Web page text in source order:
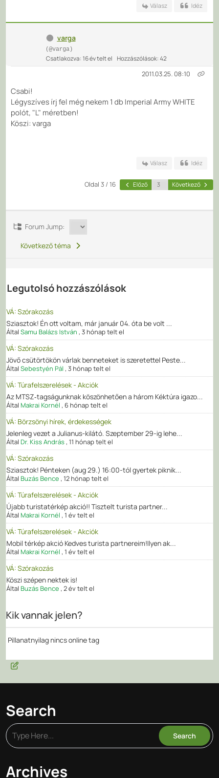
Válasz Idéz
varga
(@varga)
Csatlakozva: 16 év telt el Hozzászólások: 42
2011.03.25. 08:10
Csabi!
Légyszíves írj fel még nekem 1 db Imperial Army WHITE
polót, "L" méretben!
Köszi: varga
Válasz Idéz
Oldal 3 / 16 Előző Következő
Forum Jump:
Következő téma
Legutolsó hozzászólások
VÁ: Szórakozás
Sziasztok! Én ott voltam, már január 04. óta be volt ...
Által Samu Balázs István , 3 hónap telt el
VÁ: Szórakozás
Jövő csütörtökön várlak benneteket is szeretettel Peste...
Által Sebestyén Pál , 3 hónap telt el
VÁ: Túrafelszerelések - Akciók
Az MTSZ‑tagságunknak köszönhetően a három Kéktúra igazo...
Által Makrai Kornél , 6 hónap telt el
VÁ: Börzsönyi hírek, érdekességek
Jelenleg vezet a Julianus-kilátó. Szeptember 29-ig lehe...
Által Dr. Kiss András, 11 hónap telt el
VÁ: Szórakozás
Sziasztok! Pénteken (aug 29.) 16:00-tól gyertek piknik...
Által Buzás Bence , 12 hónap telt el
VÁ: Túrafelszerelések - Akciók
Újabb turistatérkép akció!! Tisztelt turista partner...
Által Makrai Kornél , 1 év telt el
VÁ: Túrafelszerelések - Akciók
Mobil térkép akció Kedves turista partnereim!Ilyen ak...
Által Makrai Kornél , 1 év telt el
VÁ: Szórakozás
Köszi szépen nektek is!
Által Buzás Bence , 2 év telt el
Kik vannak jelen?
Pillanatnyilag nincs online tag
Search
Archives